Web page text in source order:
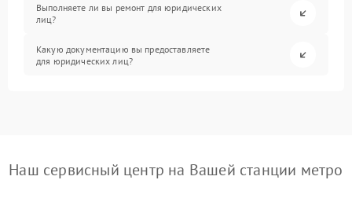
Выполняете ли вы ремонт для юридических
лиц?
Какую документацию вы предоставляете
для юридических лиц?
Наш сервисный центр на Вашей станции метро